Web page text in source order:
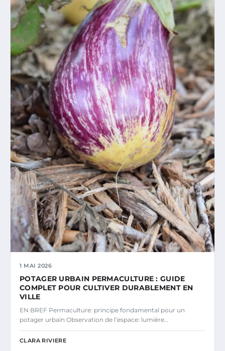
1 MAI 2026
POTAGER URBAIN PERMACULTURE : GUIDE
COMPLET POUR CULTIVER DURABLEMENT EN
VILLE
EN BREF Permaculture: principe fondamental pour un
potager urbain Observation de l’espace: lumière…
CLARA RIVIERE